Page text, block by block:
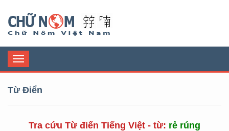
Toggle
navigation
Từ Điển
Tra cứu Từ điển Tiếng Việt - từ: rẻ rúng